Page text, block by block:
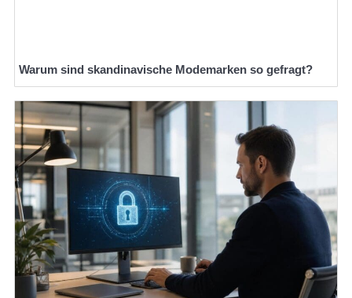
Warum sind skandinavische Modemarken so gefragt?